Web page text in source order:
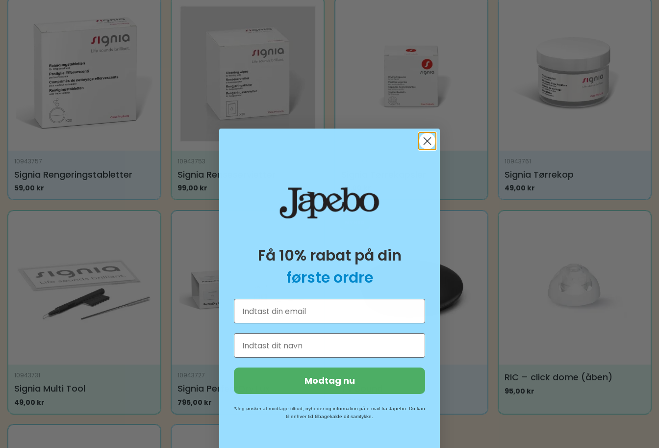
10943757
Signia Rengøringstabletter
59,00 kr
10943753
Signia Renseservietter
99,00 kr 79,00
10943761
Signia Tørrekop
49,00 kr
10943731
Signia Multi Tool
49,00 kr
10943727
Signia PerfectDry Lux
795,00 kr
RIC – click dome (åben)
95,00 kr
Få 10% rabat på din
første ordre
Email
Fornavn
Modtag nu
*Jeg ønsker at modtage tilbud, nyheder og information på e-mail fra Japebo. Du kan
til enhver tid tilbagekalde dit samtykke.